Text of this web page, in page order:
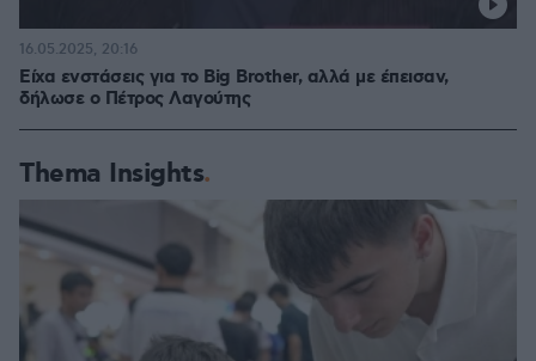
Είχα ενστάσεις για το Big Brother, αλλά με έπεισαν,
δήλωσε ο Πέτρος Λαγούτης
16.05.2025, 20:16
Thema Insights